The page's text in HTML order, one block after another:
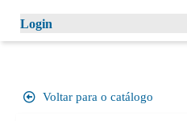
Login
Voltar para o catálogo